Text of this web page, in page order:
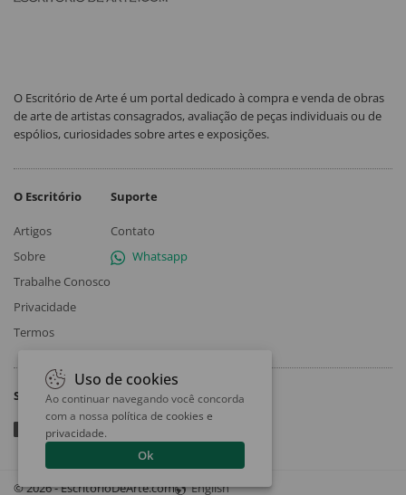
O Escritório de Arte é um portal dedicado à compra e venda de obras
de arte de artistas consagrados, avaliação de peças individuais ou de
espólios, curiosidades sobre artes e exposições.
O Escritório
Artigos
Sobre
Trabalhe Conosco
Privacidade
Termos
Suporte
Contato
Whatsapp
Siga
© 2026 - EscritorioDeArte.com English
Uso de cookies
Ao continuar navegando você concorda
com a nossa política de cookies e
privacidade.
Ok